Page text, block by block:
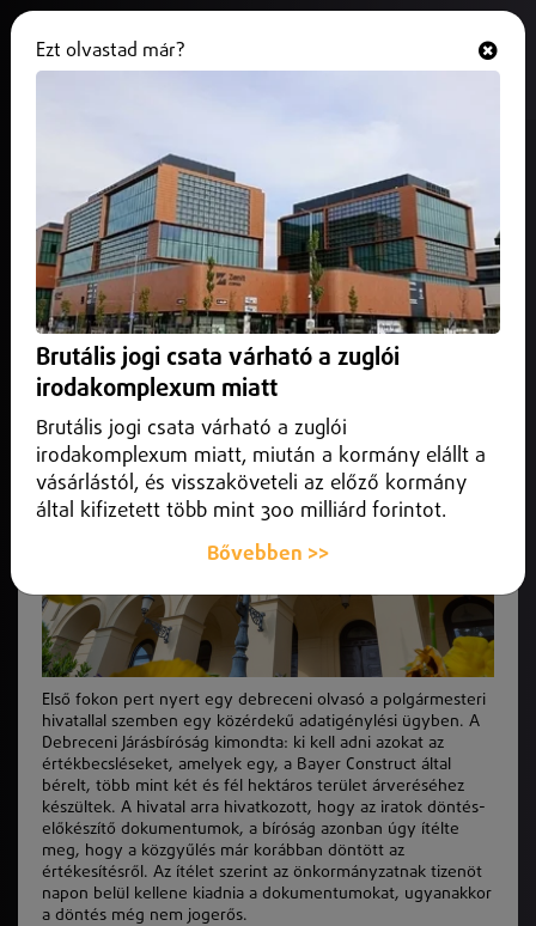
Bíróság kötelezte a debreceni
hivatalt az értékbecslések
kiadására
2026. június 03.Debrecen
Első fokon pert nyert egy debreceni olvasó a polgármesteri
hivatallal szemben egy közérdekű adatigénylési ügyben.
Első fokon pert nyert egy debreceni olvasó a polgármesteri
hivatallal szemben egy közérdekű adatigénylési ügyben. A
Debreceni Járásbíróság kimondta: ki kell adni azokat az
értékbecsléseket, amelyek egy, a Bayer Construct által
bérelt, több mint két és fél hektáros terület árveréséhez
készültek. A hivatal arra hivatkozott, hogy az iratok döntés-
előkészítő dokumentumok, a bíróság azonban úgy ítélte
meg, hogy a közgyűlés már korábban döntött az
értékesítésről. Az ítélet szerint az önkormányzatnak tizenöt
napon belül kellene kiadnia a dokumentumokat, ugyanakkor
a döntés még nem jogerős.
Ezt olvastad már?
Brutális jogi csata várható a zuglói
irodakomplexum miatt
Brutális jogi csata várható a zuglói
irodakomplexum miatt, miután a kormány elállt a
vásárlástól, és visszaköveteli az előző kormány
által kifizetett több mint 300 milliárd forintot.
Bővebben >>